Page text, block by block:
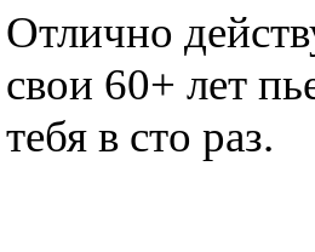
Отлично
свои 60+ лет
тебя в сто раз.